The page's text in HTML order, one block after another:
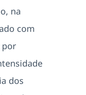
na
com
por
dos